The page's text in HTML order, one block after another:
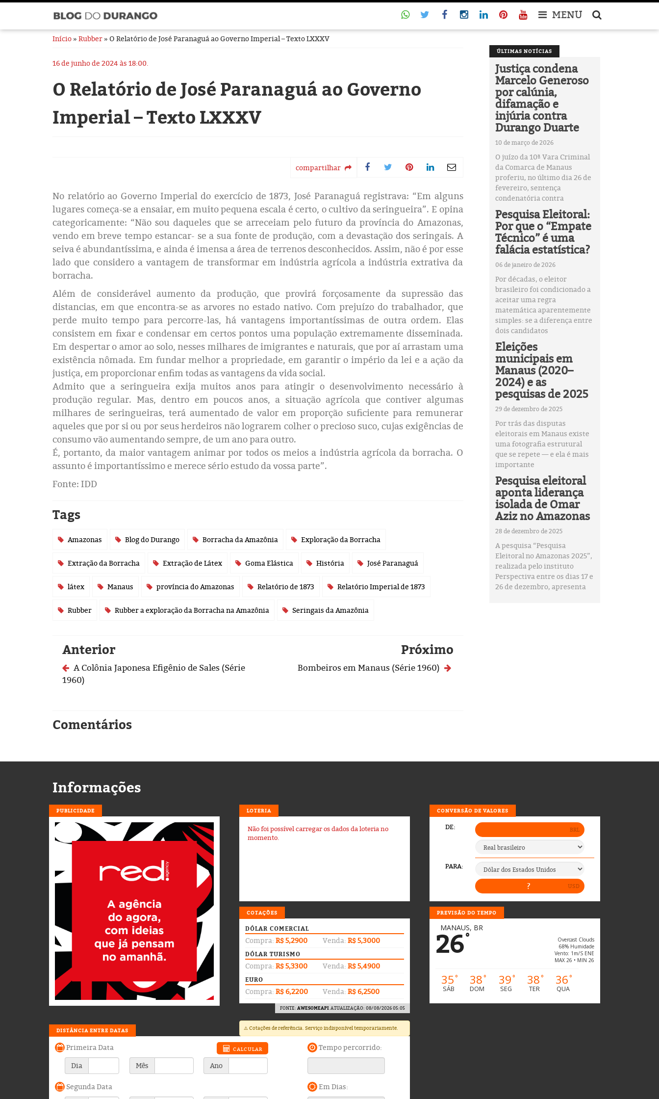
MENU
Início » Rubber » O Relatório de José Paranaguá ao Governo Imperial – Texto LXXXV
16 de junho de 2024 às 18:00.
O Relatório de José Paranaguá ao Governo
Imperial – Texto LXXXV
compartilhar
No relatório ao Governo Imperial do exercício de 1873, José Paranaguá registrava: “Em alguns
lugares começa-se a ensaiar, em muito pequena escala é certo, o cultivo da seringueira”. E opina
categoricamente: “Não sou daqueles que se arreceiam pelo futuro da província do Amazonas,
vendo em breve tempo estancar- se a sua fonte de produção, com a devastação dos seringais. A
seiva é abundantíssima, e ainda é imensa a área de terrenos desconhecidos. Assim, não é por esse
lado que considero a vantagem de transformar em indústria agrícola a indústria extrativa da
borracha.
Além de considerável aumento da produção, que provirá forçosamente da supressão das
distancias, em que encontra-se as arvores no estado nativo. Com prejuízo do trabalhador, que
perde muito tempo para percorre-las, há vantagens importantíssimas de outra ordem. Elas
consistem em fixar e condensar em certos pontos uma população extremamente disseminada.
Em despertar o amor ao solo, nesses milhares de imigrantes e naturais, que por aí arrastam uma
existência nômada. Em fundar melhor a propriedade, em garantir o império da lei e a ação da
justiça, em proporcionar enfim todas as vantagens da vida social.
Admito que a seringueira exija muitos anos para atingir o desenvolvimento necessário à
produção regular. Mas, dentro em poucos anos, a situação agrícola que contiver algumas
milhares de seringueiras, terá aumentado de valor em proporção suficiente para remunerar
aqueles que por si ou por seus herdeiros não lograrem colher o precioso suco, cujas exigências de
consumo vão aumentando sempre, de um ano para outro.
É, portanto, da maior vantagem animar por todos os meios a indústria agrícola da borracha. O
assunto é importantíssimo e merece sério estudo da vossa parte”.
Fonte: IDD
Tags
Amazonas Blog do Durango Borracha da Amazônia Exploração da Borracha
Extração da Borracha Extração de Látex Goma Elástica História José Paranaguá
látex Manaus província do Amazonas Relatório de 1873 Relatório Imperial de 1873
Rubber Rubber a exploração da Borracha na Amazônia Seringais da Amazônia
Anterior
A Colônia Japonesa Efigênio de Sales (Série
1960)
Próximo
Bombeiros em Manaus (Série 1960)
Comentários
ÚLTIMAS NOTÍCIAS
Justiça condena
Marcelo Generoso
por calúnia,
difamação e
injúria contra
Durango Duarte
10 de março de 2026
O juízo da 10ª Vara Criminal
da Comarca de Manaus
proferiu, no último dia 26 de
fevereiro, sentença
condenatória contra
Pesquisa Eleitoral:
Por que o “Empate
Técnico” é uma
falácia estatística?
06 de janeiro de 2026
Por décadas, o eleitor
brasileiro foi condicionado a
aceitar uma regra
matemática aparentemente
simples: se a diferença entre
dois candidatos
Eleições
municipais em
Manaus (2020–
2024) e as
pesquisas de 2025
29 de dezembro de 2025
Por trás das disputas
eleitorais em Manaus existe
uma fotografia estrutural
que se repete — e ela é mais
importante
Pesquisa eleitoral
aponta liderança
isolada de Omar
Aziz no Amazonas
28 de dezembro de 2025
A pesquisa “Pesquisa
Eleitoral no Amazonas 2025”,
realizada pelo instituto
Perspectiva entre os dias 17 e
26 de dezembro, apresenta
Informações
PUBLICIDADE LOTERIA
Não foi possível carregar os dados da loteria no
momento.
COTAÇÕES
DÓLAR COMERCIAL
Compra: R$ 5,2900 Venda: R$ 5,3000
DÓLAR TURISMO
Compra: R$ 5,3300 Venda: R$ 5,4900
EURO
Compra: R$ 6,2200 Venda: R$ 6,2500
FONTE: AWESOMEAPI. ATUALIZAÇÃO: 08/08/2026 05:05
⚠️ Cotações de referência. Serviço indisponível temporariamente.
CONVERSÃO DE VALORES
PREVISÃO DO TEMPO
MANAUS, BR
26°
Overcast Clouds
68% Humidade
Vento: 1m/s ENE
MAX 26 • MIN 26
35°
SÁB
38°
DOM
39°
SEG
38°
TER
36°
QUA
DISTÂNCIA ENTRE DATAS